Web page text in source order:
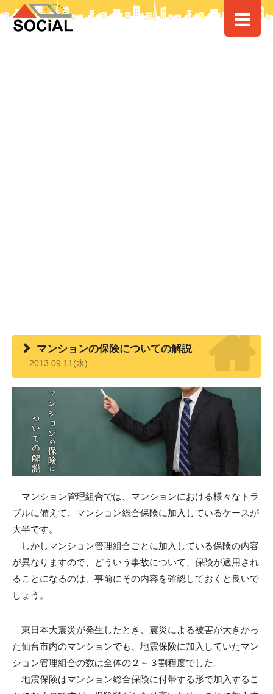
HOME>> マンションの保険についての解説
マンションの保険についての解説
2013.09.11(水)
マンション管理組合では、マンションにおける様々なトラ
ブルに備えて、マンション総合保険に加入しているケースが
大半です。
しかしマンション管理組合ごとに加入している保険の内容
が異なりますので、どういう事故について、保険が適用され
ることになるのは、事前にその内容を確認しておくと良いで
しょう。
東日本大震災が発生したとき、震災による被害が大きかっ
た仙台市内のマンションでも、地震保険に加入していたマン
ション管理組合の数は全体の２～３割程度でした。
地震保険はマンション総合保険に付帯する形で加入するこ